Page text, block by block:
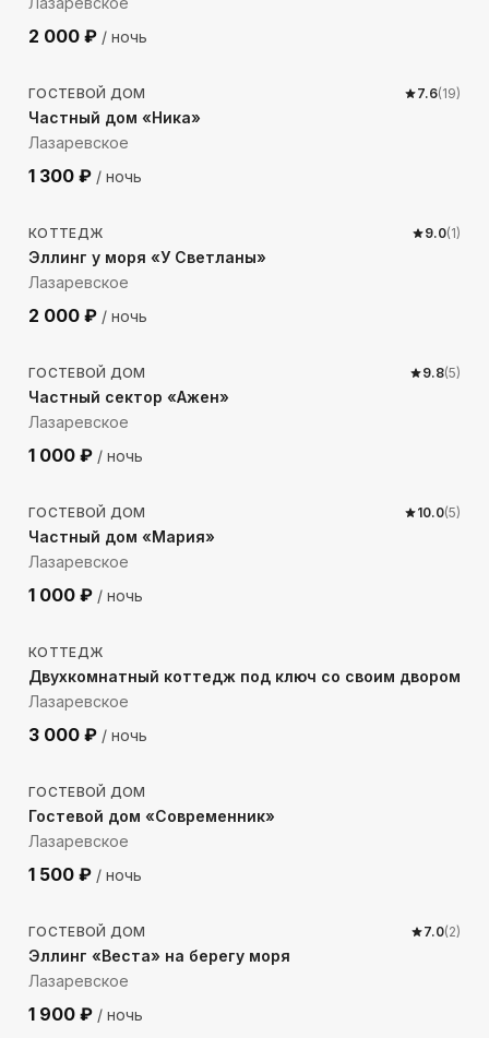
2 000 ₽ / ночь
295м до моря
ГОСТЕВОЙ ДОМ 7.6(19)
Частный дом «Ника»
Лазаревское
1 300 ₽ / ночь
36м до моря
КОТТЕДЖ 9.0(1)
Эллинг у моря «У Светланы»
Лазаревское
2 000 ₽ / ночь
167м до моря
ГОСТЕВОЙ ДОМ 9.8(5)
Частный сектор «Ажен»
Лазаревское
1 000 ₽ / ночь
652м до моря
ГОСТЕВОЙ ДОМ 10.0(5)
Частный дом «Мария»
Лазаревское
1 000 ₽ / ночь
483м до моря
КОТТЕДЖ
Двухкомнатный коттедж под ключ со своим двором
Лазаревское
3 000 ₽ / ночь
326м до моря
ГОСТЕВОЙ ДОМ
Гостевой дом «Современник»
Лазаревское
1 500 ₽ / ночь
20м до моря
ГОСТЕВОЙ ДОМ 7.0(2)
Эллинг «Веста» на берегу моря
Лазаревское
1 900 ₽ / ночь
296 м до моря